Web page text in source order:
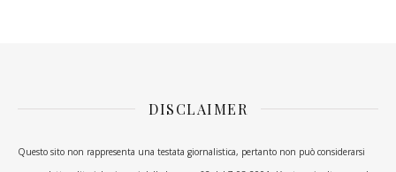
DISCLAIMER
Questo sito non rappresenta una testata giornalistica, pertanto non può considerarsi